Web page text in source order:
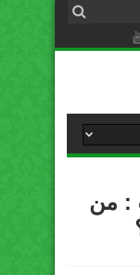
: من